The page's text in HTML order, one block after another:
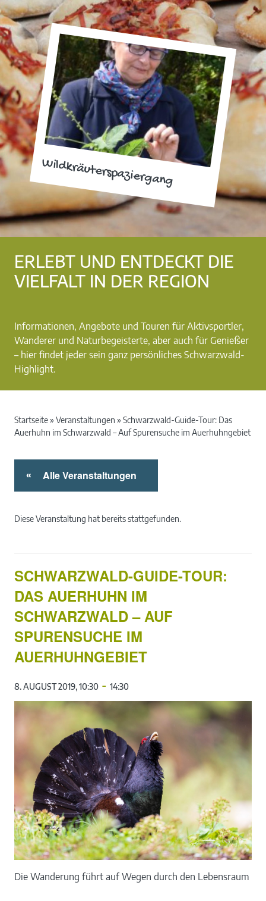
Wildkräuterspaziergang
ERLEBT UND ENTDECKT DIE
VIELFALT IN DER REGION
Informationen, Angebote und Touren für Aktivsportler,
Wanderer und Naturbegeisterte, aber auch für Genießer
– hier findet jeder sein ganz persönliches Schwarzwald-
Highlight.
Startseite» Veranstaltungen » Schwarzwald-Guide-Tour: Das
Auerhuhn im Schwarzwald – Auf Spurensuche im Auerhuhngebiet
« Alle Veranstaltungen
Diese Veranstaltung hat bereits stattgefunden.
SCHWARZWALD-GUIDE-TOUR:
DAS AUERHUHN IM
SCHWARZWALD – AUF
SPURENSUCHE IM
AUERHUHNGEBIET
8. AUGUST 2019, 10:30 - 14:30
Die Wanderung führt auf Wegen durch den Lebensraum